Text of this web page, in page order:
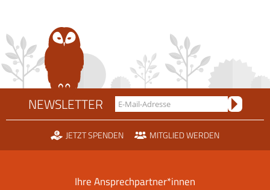
NEWSLETTER
JETZT SPENDEN MITGLIED WERDEN
Ihre Ansprechpartner*innen